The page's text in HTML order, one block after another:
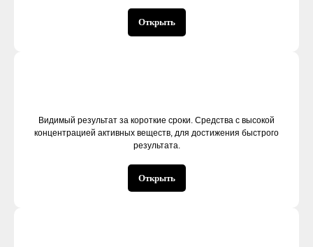
Открыть
Видимый результат за короткие сроки. Средства с высокой
концентрацией активных веществ, для достижения быстрого
результата.
Открыть